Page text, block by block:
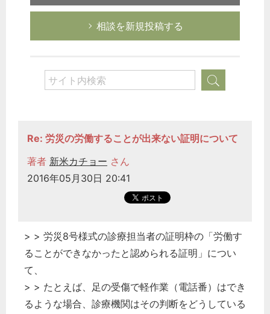
相談を新規投稿する
Re: 労災の労働することが出来ない証明について
著者 新米カチョー さん
2016年05月30日 20:41
> > 労災8号様式の診療担当者の証明枠の「労働す
ることができなかったと認められる証明」につい
て、
> > たとえば、足の受傷で軽作業（電話番）はでき
るような場合、診療機関はその判断をどうしている
どのカテゴリーに投稿しますか？
選択してください
税務経理
企業法務
経営の知恵
総務の給湯室
次へ